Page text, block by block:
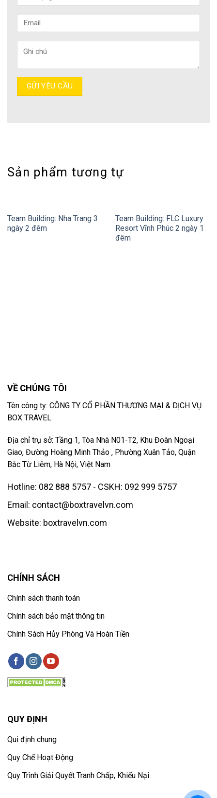
Sản phẩm tương tự
Team Building: Nha Trang 3
ngày 2 đêm
Team Building: FLC Luxury
Resort Vĩnh Phúc 2 ngày 1
đêm
VỀ CHÚNG TÔI
Tên công ty: CÔNG TY CỔ PHẦN THƯƠNG MẠI & DỊCH VỤ
BOX TRAVEL
Địa chỉ trụ sở: Tầng 1, Tòa Nhà N01-T2, Khu Đoàn Ngoại
Giao, Đường Hoàng Minh Thảo , Phường Xuân Tảo, Quận
Bắc Từ Liêm, Hà Nội, Việt Nam
Hotline: 082 888 5757 - CSKH: 092 999 5757
Email: contact@boxtravelvn.com
Website: boxtravelvn.com
CHÍNH SÁCH
Chính sách thanh toán
Chính sách bảo mật thông tin
Chính Sách Hủy Phòng Và Hoàn Tiền
QUY ĐỊNH
Qui định chung
Quy Chế Hoạt Động
Quy Trình Giải Quyết Tranh Chấp, Khiếu Nại